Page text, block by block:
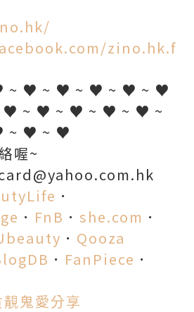
zino.hk.f
~ ♥ ~ ♥ ~ ♥ ~ ♥ ~ ♥
~ ♥ ~ ♥ ~ ♥ ~ ♥ ~
~ ♥ ~ ♥
喔~
．
． FnB ． she.com ．
． Qooza
． FanPiece ．
鬼愛分享